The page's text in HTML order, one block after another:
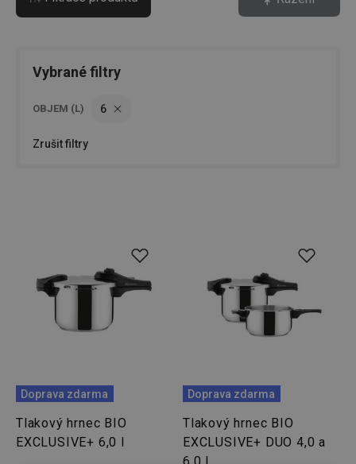
Vybrané filtry
OBJEM (L) 6
Zrušit filtry
Doprava zdarma
Tlakový hrnec BIO
EXCLUSIVE+ 6,0 l
Doprava zdarma
Tlakový hrnec BIO
EXCLUSIVE+ DUO 4,0 a